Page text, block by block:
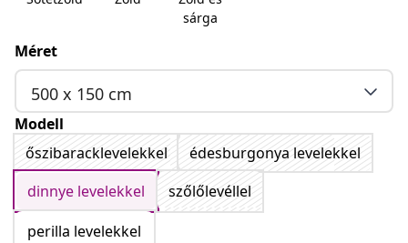
sárga
Méret
500 x 150 cm
Modell
őszibaracklevelekkel
édesburgonya levelekkel
dinnye levelekkel
szőlőlevéllel
perilla levelekkel